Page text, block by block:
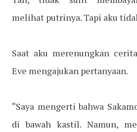
melihat putrinya. Tapi aku
Saat aku merenungkan
Eve mengajukan pertanyaan.
“Saya mengerti bahwa
di bawah kastil. Namun,